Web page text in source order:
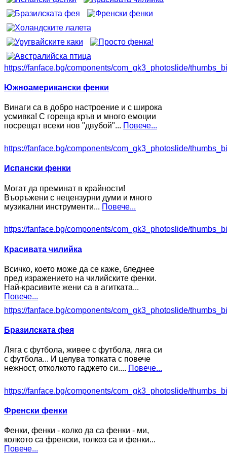
https://fanface.bg/components/com_gk3_photoslide/
Южноамерикански фенки
Винаги са в добро настроение и с широка
усмивка! С гореща кръв и много емоции
посрещат всеки нов "двубой"... Повече...
https://fanface.bg/components/com_gk3_photoslide/
Испански фенки
Могат да преминат в крайности!
Въоръжени с нецензурни думи и много
музикални инструменти... Повече...
https://fanface.bg/components/com_gk3_photoslide/
Красивата чилийка
Всичко, което може да се каже, бледнее
пред изражението на чилийските фенки.
Най-красивите жени са в агитката...
Повече...
https://fanface.bg/components/com_gk3_photoslide/
Бразилската фея
Ляга с футбола, живее с футбола, ляга си
с футбола... И целува топката с повече
нежност, отколкото гаджето си.... Повече...
https://fanface.bg/components/com_gk3_photoslide/
Френски фенки
Фенки, фенки - колко да са фенки - ми,
колкото са френски, толкоз са и фенки...
Повече...